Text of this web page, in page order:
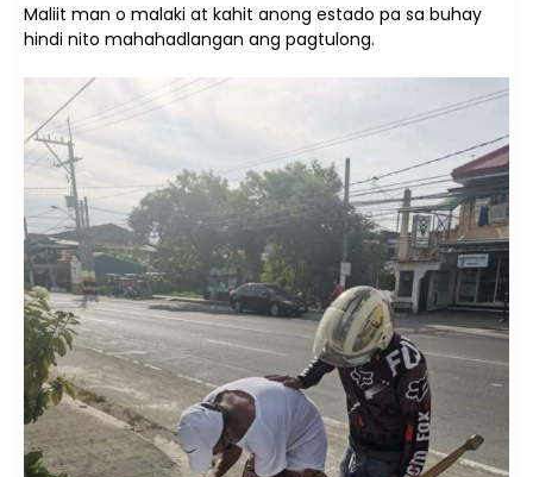
Maliit man o malaki at kahit anong estado pa sa buhay
hindi nito mahahadlangan ang pagtulong.